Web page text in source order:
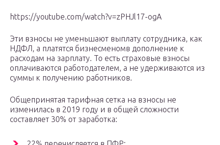
https://youtube.com/watch?v=zPHJl17-ogA
Эти взносы не уменьшают выплату сотрудника, как
НДФЛ, а платятся бизнесменомв дополнение к
расходам на зарплату. То есть страховые взносы
оплачиваются работодателем, а не удерживаются из
суммы к получению работников.
Общепринятая тарифная сетка на взносы не
изменилась в 2019 году и в общей сложности
составляет 30% от заработка: